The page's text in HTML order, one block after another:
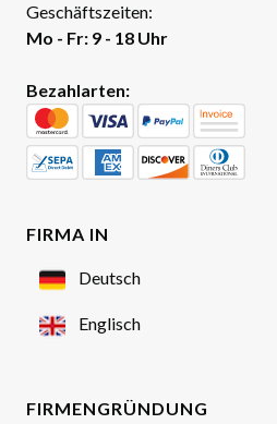
Geschäftszeiten:
Mo - Fr: 9 - 18 Uhr
Bezahlarten:
FIRMA IN
Deutsch
Englisch
FIRMENGRÜNDUNG